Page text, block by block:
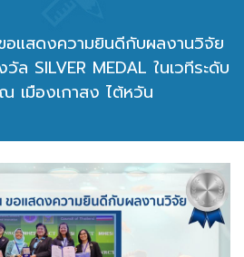
แสดงความยินดีกับผลงานวิจัย
ล SILVER MEDAL ในเวทีระดับ
เมืองเกาสง ไต้หวัน